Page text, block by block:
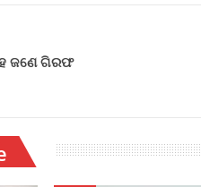
ଜଣେ ଗିରଫ